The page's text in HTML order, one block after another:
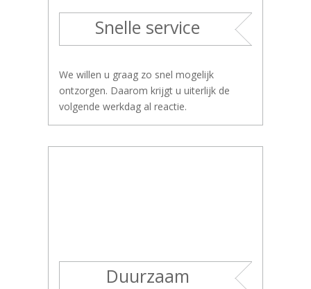
Snelle service
We willen u graag zo snel mogelijk
ontzorgen. Daarom krijgt u uiterlijk de
volgende werkdag al reactie.
Duurzaam